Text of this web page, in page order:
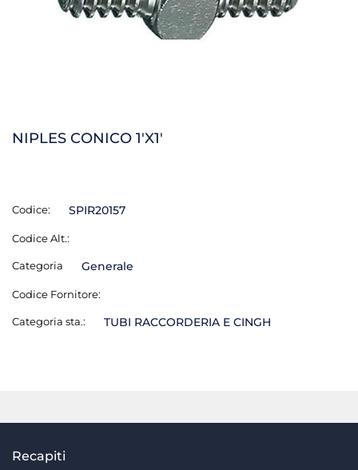
NIPLES CONICO 1'X1'
Codice: SPIR20157
Codice Alt.:
Categoria Generale
Codice Fornitore:
Categoria sta.: TUBI RACCORDERIA E CINGH
Recapiti